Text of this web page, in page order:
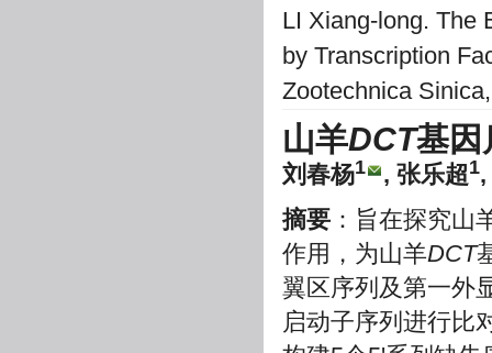
LI Xiang-long. The
by Transcription
Zootechnica
山羊DCT基因
刘春杨1 , 张乐超1
摘要 ：旨在探究山
作用，为山羊DCT
翼区序列及第一外
启动子序列进行比